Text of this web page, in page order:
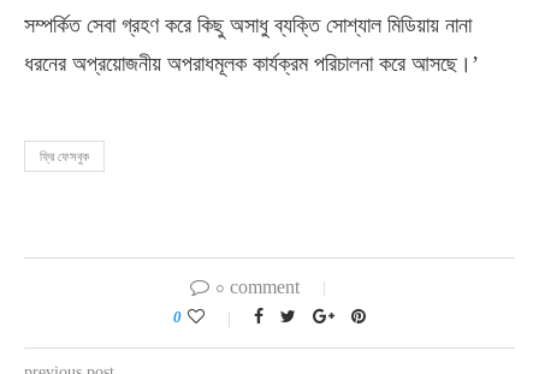
সম্পর্কিত সেবা গ্রহণ করে কিছু অসাধু ব্যক্তি সোশ্যাল মিডিয়ায় নানা
ধরনের অপ্রয়োজনীয় অপরাধমূলক কার্যক্রম পরিচালনা করে আসছে।’
ফ্রি ফেসবুক
০ comment
0